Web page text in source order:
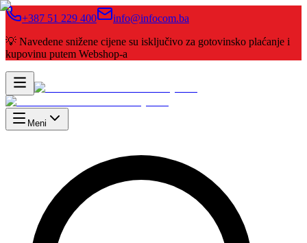
+387 51 229 400
info@infocom.ba
💡 Navedene snižene cijene su isključivo za gotovinsko plaćanje i
kupovinu putem Webshop-a
Meni